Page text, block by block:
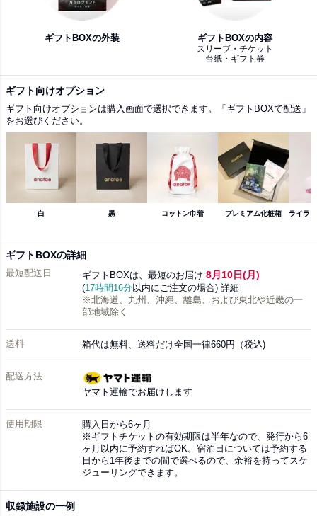
ギフトBOXの外装 ギフトBOXの内容
スリーブ・チケット
台紙・ギフト券
ギフト向けオプション
ギフト向けオプションは購入画面で選択できます。「ギフトBOXで配送」
をお選びください。
白 黒 コットン巾着 プレミアム化粧箱 ライラ
ギフトBOXの詳細
最短配送日 ギフトBOXは、最短のお届け 8月10日(月)
(17時間16分以内にご注文の場合) 詳細
※北海道、九州、沖縄、離島、および東北や近畿の一
部地域除く
送料 箱代は無料、送料だけ全国一律660円（税込)
配送方法
ヤマト運輸でお届けします
使用期限
購入日から6ヶ月
※ギフトチケットの有効期限は半年なので、発行から6
ヶ月以内に予約すればOK。宿泊日については予約する
日から1年後までの間で選べるので、余裕を持ってスケ
ジューリングできます。
収録施設の一例